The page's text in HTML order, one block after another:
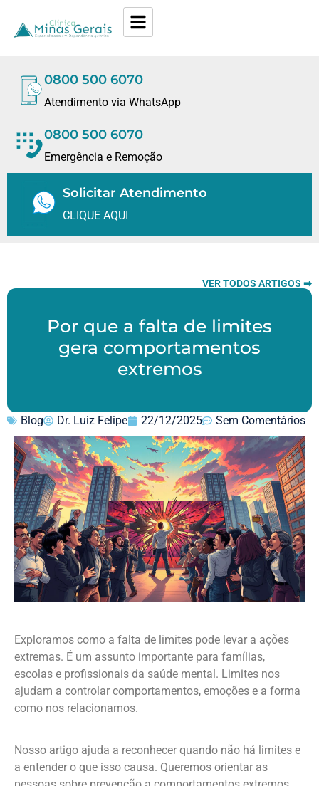
0800 500 6070
Atendimento via WhatsApp
0800 500 6070
Emergência e Remoção
Solicitar Atendimento
CLIQUE AQUI
VER TODOS ARTIGOS ➡
Por que a falta de limites
gera comportamentos
extremos
Blog Dr. Luiz Felipe 22/12/2025 Sem Comentários
Exploramos como a falta de limites pode levar a ações
extremas. É um assunto importante para famílias,
escolas e profissionais da saúde mental. Limites nos
ajudam a controlar comportamentos, emoções e a forma
como nos relacionamos.
Nosso artigo ajuda a reconhecer quando não há limites e
a entender o que isso causa. Queremos orientar as